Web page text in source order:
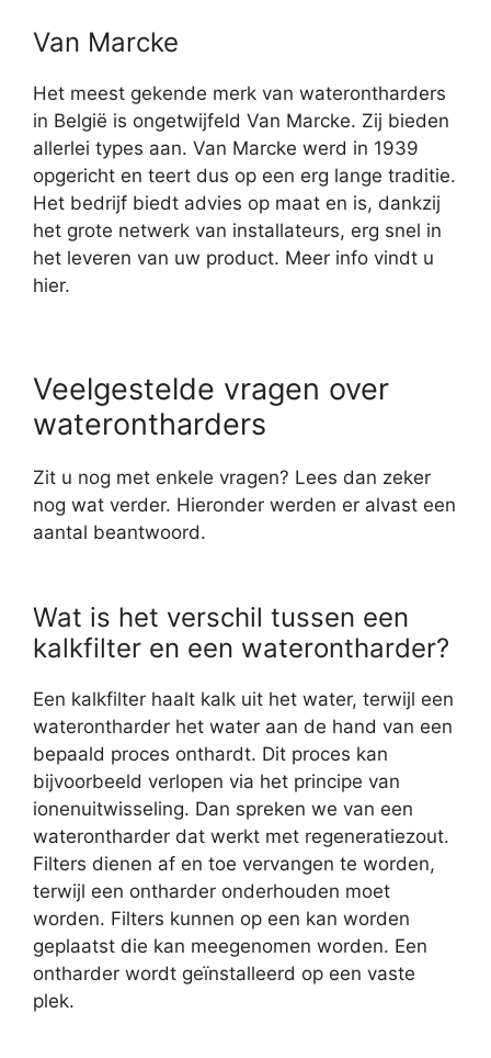
Van Marcke
Het meest gekende merk van waterontharders
in België is ongetwijfeld Van Marcke. Zij bieden
allerlei types aan. Van Marcke werd in 1939
opgericht en teert dus op een erg lange traditie.
Het bedrijf biedt advies op maat en is, dankzij
het grote netwerk van installateurs, erg snel in
het leveren van uw product. Meer info vindt u
hier.
Veelgestelde vragen over
waterontharders
Zit u nog met enkele vragen? Lees dan zeker
nog wat verder. Hieronder werden er alvast een
aantal beantwoord.
Wat is het verschil tussen een
kalkfilter en een waterontharder?
Een kalkfilter haalt kalk uit het water, terwijl een
waterontharder het water aan de hand van een
bepaald proces onthardt. Dit proces kan
bijvoorbeeld verlopen via het principe van
ionenuitwisseling. Dan spreken we van een
waterontharder dat werkt met regeneratiezout.
Filters dienen af en toe vervangen te worden,
terwijl een ontharder onderhouden moet
worden. Filters kunnen op een kan worden
geplaatst die kan meegenomen worden. Een
ontharder wordt geïnstalleerd op een vaste
plek.